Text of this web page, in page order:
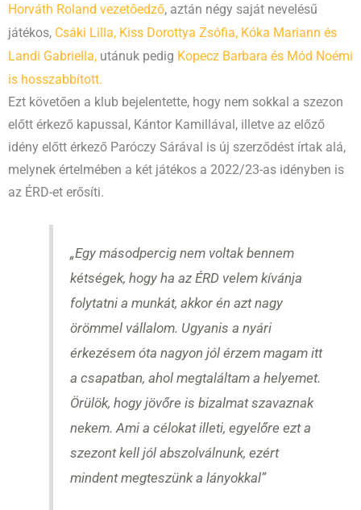
Horváth Roland vezetőedző, aztán négy saját nevelésű
játékos, Csáki Lilla, Kiss Dorottya Zsófia, Kóka Mariann és
Landi Gabriella, utánuk pedig Kopecz Barbara és Mód Noémi
is hosszabbított.
Ezt követően a klub bejelentette, hogy nem sokkal a szezon
előtt érkező kapussal, Kántor Kamillával, illetve az előző
idény előtt érkező Paróczy Sárával is új szerződést írtak alá,
melynek értelmében a két játékos a 2022/23-as idényben is
az ÉRD-et erősíti.
„Egy másodpercig nem voltak bennem
kétségek, hogy ha az ÉRD velem kívánja
folytatni a munkát, akkor én azt nagy
örömmel vállalom. Ugyanis a nyári
érkezésem óta nagyon jól érzem magam itt
a csapatban, ahol megtaláltam a helyemet.
Örülök, hogy jövőre is bizalmat szavaznak
nekem. Ami a célokat illeti, egyelőre ezt a
szezont kell jól abszolválnunk, ezért
mindent megteszünk a lányokkal”